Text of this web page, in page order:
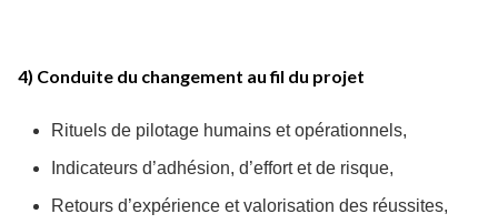
4) Conduite du changement au fil du projet
Rituels de pilotage humains et opérationnels,
Indicateurs d’adhésion, d’effort et de risque,
Retours d’expérience et valorisation des réussites,